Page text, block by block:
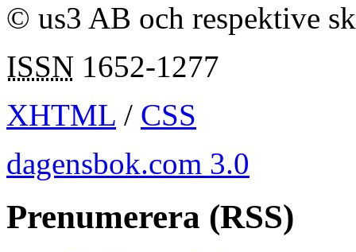
© us3 AB och respektive
ISSN 1652-1277
XHTML / CSS
dagensbok.com 3.0
Prenumerera (RSS)